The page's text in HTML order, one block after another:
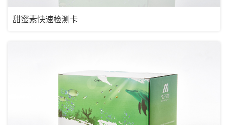
甜蜜素快速检测卡